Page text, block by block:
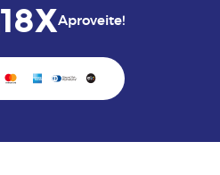
18XAproveite!